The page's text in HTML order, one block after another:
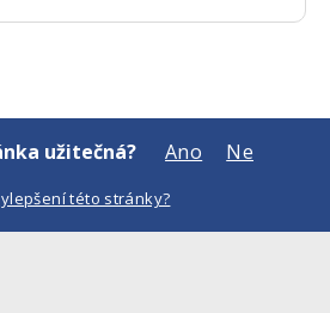
užitečná? Ano Ne
této stránky?